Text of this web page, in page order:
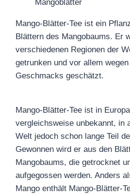
Mango-Blätter-Tee ist ein
Blättern des Mangobaums. Er
verschiedenen Regionen der
getrunken und vor allem
Geschmacks geschätzt.
Mango-Blätter-Tee ist in
vergleichsweise unbekannt, in
Welt jedoch schon lange Teil
Gewonnen wird er aus den
Mangobaums, die getrocknet
aufgegossen werden. Anders
Mango enthält Mango-Blätter-